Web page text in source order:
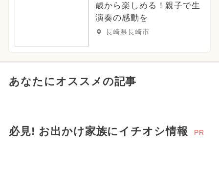
歳から楽しめる！親子で生
演奏の感動を
長崎県長崎市
あなたにオススメの記事
必見! お出かけ家族にイチオシ情報 PR